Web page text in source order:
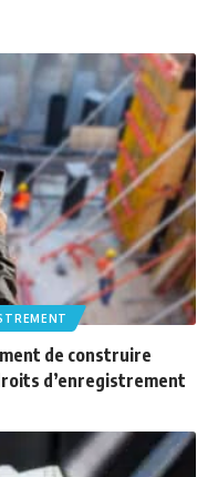
de construire
d’enregistrement